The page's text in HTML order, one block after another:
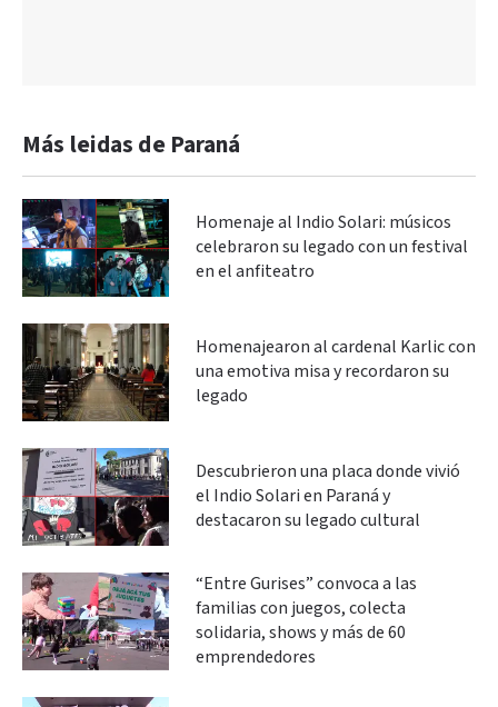
Más leidas de Paraná
Homenaje al Indio Solari: músicos
celebraron su legado con un festival
en el anfiteatro
Homenajearon al cardenal Karlic con
una emotiva misa y recordaron su
legado
Descubrieron una placa donde vivió
el Indio Solari en Paraná y
destacaron su legado cultural
“Entre Gurises” convoca a las
familias con juegos, colecta
solidaria, shows y más de 60
emprendedores